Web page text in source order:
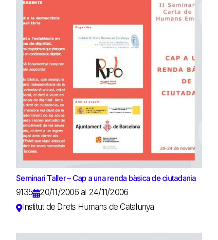
Seminari Taller – Cap a una renda bàsica de ciutadania
9135
20/11/2006 al 24/11/2006
Institut de Drets Humans de Catalunya